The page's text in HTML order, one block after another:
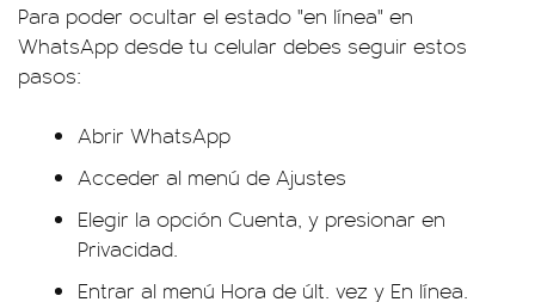
Para poder ocultar el estado "en línea" en
WhatsApp desde tu celular debes seguir estos
pasos:
Abrir WhatsApp
Acceder al menú de Ajustes
Elegir la opción Cuenta, y presionar en
Privacidad.
Entrar al menú Hora de últ. vez y En línea.